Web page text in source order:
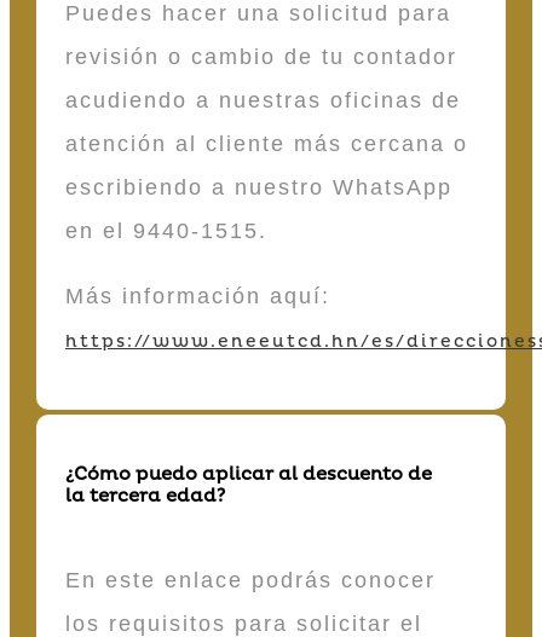
Puedes hacer una solicitud para
revisión o cambio de tu contador
acudiendo a nuestras oficinas de
atención al cliente más cercana o
escribiendo a nuestro WhatsApp
en el 9440-1515.
Más información aquí:
https://www.eneeutcd.hn/es/
¿Cómo puedo aplicar al descuento de
la tercera edad?
En este enlace podrás conocer
los requisitos para solicitar el